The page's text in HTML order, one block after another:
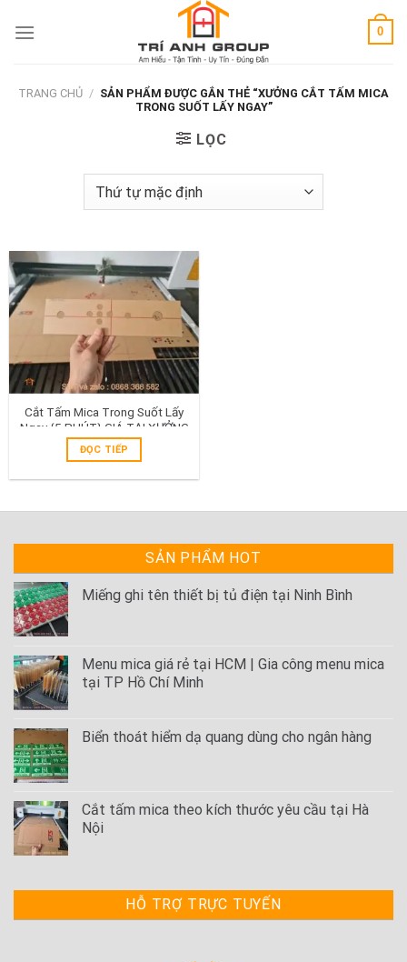
0
TRANG CHỦ / SẢN PHẨM ĐƯỢC GẮN THẺ “XƯỞNG CẮT TẤM MICA
TRONG SUỐT LẤY NGAY”
LỌC
Cắt Tấm Mica Trong Suốt Lấy
Ngay {5 PHÚT} GIÁ TẠI XƯỞNG
ĐỌC TIẾP
SẢN PHẨM HOT
Miếng ghi tên thiết bị tủ điện tại Ninh Bình
Menu mica giá rẻ tại HCM | Gia công menu mica
tại TP Hồ Chí Minh
Biển thoát hiểm dạ quang dùng cho ngân hàng
Cắt tấm mica theo kích thước yêu cầu tại Hà
Nội
HỖ TRỢ TRỰC TUYẾN